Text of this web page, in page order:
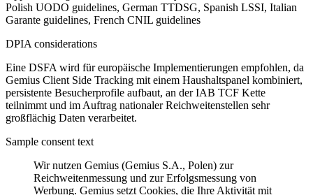
Polish UODO guidelines, German TTDSG, Spanish LSSI, Italian
Garante guidelines, French CNIL guidelines
DPIA considerations
Eine DSFA wird für europäische Implementierungen empfohlen, da
Gemius Client Side Tracking mit einem Haushaltspanel kombiniert,
persistente Besucherprofile aufbaut, an der IAB TCF Kette
teilnimmt und im Auftrag nationaler Reichweitenstellen sehr
großflächig Daten verarbeitet.
Sample consent text
Wir nutzen Gemius (Gemius S.A., Polen) zur
Reichweitenmessung und zur Erfolgsmessung von
Werbung. Gemius setzt Cookies, die Ihre Aktivität mit